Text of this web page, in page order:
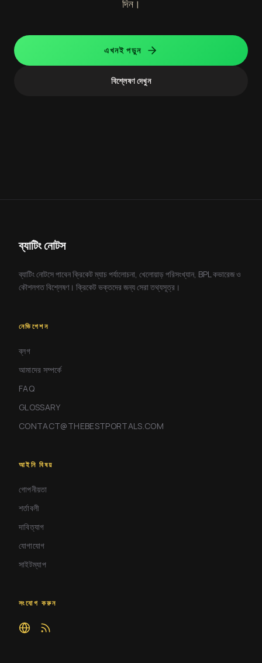
দিন।
এখনই পড়ুন
বিশ্লেষণ দেখুন
ব্যাটিং নোটস
ব্যাটিং নোটসে পাবেন ক্রিকেট ম্যাচ পর্যালোচনা, খেলোয়াড় পরিসংখ্যান, BPL কভারেজ ও
কৌশলগত বিশ্লেষণ। ক্রিকেট ভক্তদের জন্য সেরা তথ্যসূত্র।
নেভিগেশন
ব্লগ
আমাদের সম্পর্কে
FAQ
GLOSSARY
CONTACT@THEBESTPORTALS.COM
আইনি বিষয়
গোপনীয়তা
শর্তাবলী
দাবিত্যাগ
যোগাযোগ
সাইটম্যাপ
সংযোগ করুন